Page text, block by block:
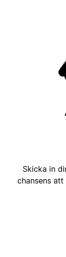
Skicka in
chansens